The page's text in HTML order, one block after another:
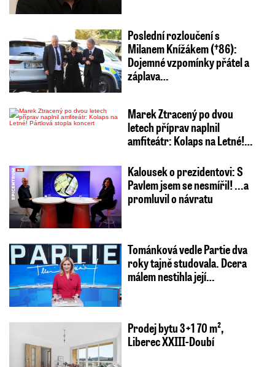
Poslední rozloučení s
Milanem Knížákem (†86):
Dojemné vzpomínky přátel a
záplava…
Marek Ztracený po dvou
letech příprav naplnil
amfiteátr: Kolaps na Letné!…
Kalousek o prezidentovi: S
Pavlem jsem se nesmířil! ...a
promluvil o návratu
Tománková vedle Partie dva
roky tajně studovala. Dcera
málem nestihla její…
Prodej bytu 3+1 70 m²,
Liberec XXIII-Doubí